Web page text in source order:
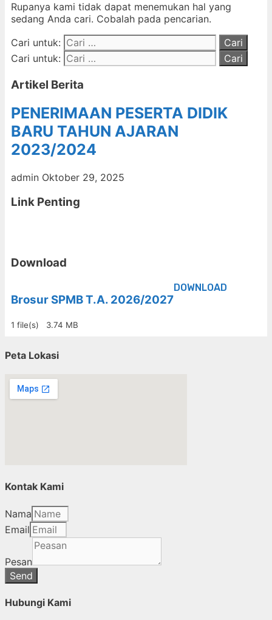
Rupanya kami tidak dapat menemukan hal yang
sedang Anda cari. Cobalah pada pencarian.
Cari untuk:
Cari untuk:
Artikel Berita
PENERIMAAN PESERTA DIDIK
BARU TAHUN AJARAN
2023/2024
admin Oktober 29, 2025
Link Penting
Download
Brosur SPMB T.A. 2026/2027
1 file(s) 3.74 MB
DOWNLOAD
Peta Lokasi
Kontak Kami
Nama
Email
Pesan
Send
Hubungi Kami